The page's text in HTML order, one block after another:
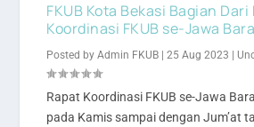
FKUB Kota Bekasi Bagian Dari
Koordinasi FKUB se-Jawa
Posted byAdmin FKUB |25 Aug 2023
Rapat Koordinasi FKUB se-Jawa
pada Kamis sampai dengan Jum’at